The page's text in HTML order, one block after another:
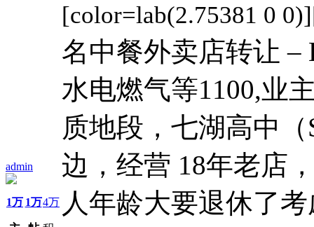
admin
1万 1万4万
[color=lab(2.75381 0
名中餐外卖店转让 –
水电燃气等1100,业
质地段，七湖高中（
边，经营 18年老店
人年龄大要退休了